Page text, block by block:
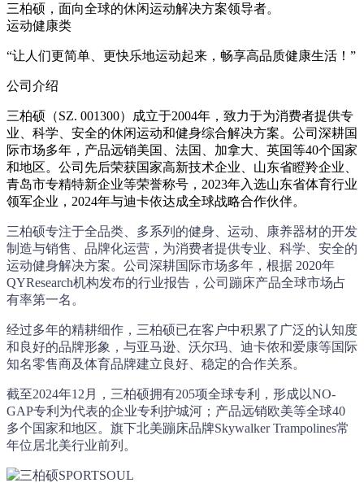
三柏硕，面向全球的休闲运动解决方案领导者。
运动健康类
“让人们更简单、更快乐地运动起来，畅享高品质健康生活！”
公司介绍
三柏硕（SZ. 001300）成立于2004年，致力于为消费者提供专
业、科学、安全的休闲运动和健身综合解决方案。公司深耕国
际市场多年，产品远销美国、法国、加拿大、英国等40个国家
和地区。公司先后荣获国家高新技术企业、山东省瞪羚企业、
青岛市专精特新企业等荣誉称号，2023年入选山东省体育行业
领军企业，2024年与迪卡依达成全球战略合作伙伴。
三柏硕专注于全品类、多系列的健身、运动、康养器材的开发
制造与销售、品牌化运营，为消费者提供专业、科学、安全的
运动健身解决方案。公司深耕国际市场多年，根据 2020年
QYResearch机构发布的行业报告，公司蹦床产品全球市场占
有率第一名。
经过多年的精耕细作，三柏硕已在客户中积累了广泛的认知度
和良好的品牌形象，与亚马逊、沃尔玛、迪卡侬和爱康等国际
知名零售商及体育品牌建立良好、稳定的合作关系。
截至2024年12月，三柏硕拥有205项全球专利，形成以NO-
GAP专利为代表的企业专利护城河；产品远销欧美等全球40
多个国家和地区。旗下北美蹦床品牌Skywalker Trampolines常
年位居北美行业前列。